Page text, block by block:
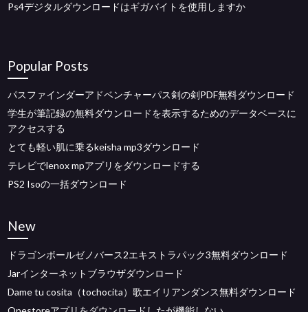
Ps4デジタルダウンロードはギガバイトを使用しますか
Popular Posts
パスファインダーアドベンチャーパス剣の剣PDF無料ダウンロード
学生が筆記録の無料ダウンロードを表示するためのデータベースに
アクセスする
とても軽い肌に乗るkeisha mp3ダウンロード
テレビでlenox mpアプリをダウンロードする
PS2 Isoの一括ダウンロード
New
ドラゴンボールゼノバース2エキストラパック3無料ダウンロード
Jarインターネットブラウザダウンロード
Dame tu cosita（tochocita）歌エイリアンダンス無料ダウンロード